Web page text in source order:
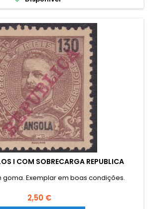
I COM SOBRECARGA REPUBLICA
goma. Exemplar em boas condições.
Preço
2,50 €